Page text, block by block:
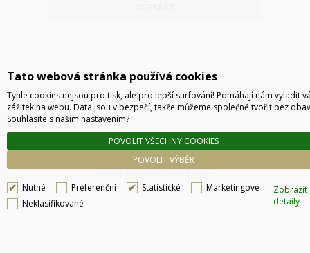
Technické řešení © 2026 CyberSoft s.r.o.
Podle zákona o evidenci tržeb je prodávající povinen vystavit kupujícímu účtenku. Zároveň
je povinen zaevidovat přijatou tržbu u správce daně online, v případě technického
výpadku pak nejpozději do 48 hodin.
Tato webová stránka používá cookies
Tyhle cookies nejsou pro tisk, ale pro lepší surfování! Pomáhají nám vyladit
zážitek na webu. Data jsou v bezpečí, takže můžeme společně tvořit bez
Souhlasíte s naším nastavením?
POVOLIT VÝBĚR
POVOLIT VŠECHNY COOKIES
Nutné Preferenční Statistické
Marketingové
Neklasifikované
Zobrazit
detaily